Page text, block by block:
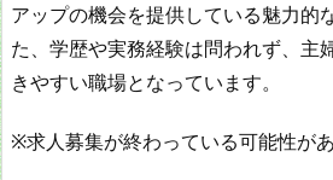
アップの機会を提供している魅力的
た、学歴や実務経験は問われず、主
きやすい職場となっています。
※求人募集が終わっている可能性があ